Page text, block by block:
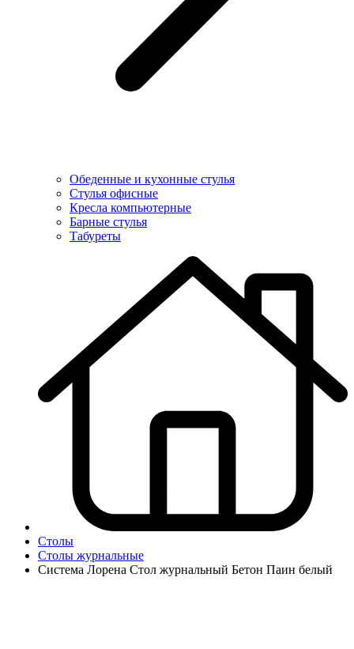
Обеденные и кухонные стулья
Стулья офисные
Кресла компьютерные
Барные стулья
Табуреты
Столы
Столы журнальные
Система Лорена Стол журнальный Бетон Паин белый